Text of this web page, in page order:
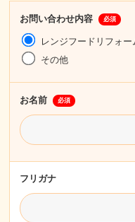
お問い合わせ内容 必須
レンジフードリフォー
その他
お名前 必須
フリガナ